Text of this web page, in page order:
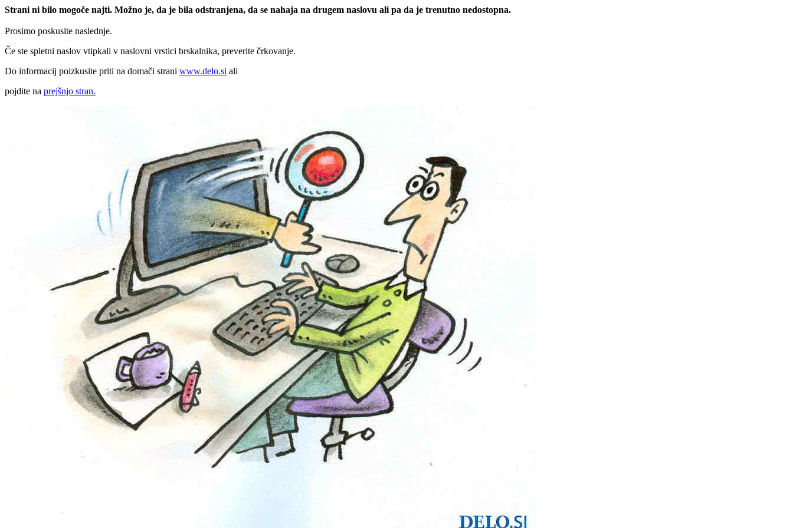
Strani ni bilo mogoče najti. Možno je, da je bila odstranjena, da se nahaja na drugem naslovu ali pa da je trenutno nedostopna.
Prosimo poskusite naslednje.
Če ste spletni naslov vtipkali v naslovni vrstici brskalnika, preverite črkovanje.
Do informacij poizkusite priti na domači strani www.delo.si ali
pojdite na prejšnjo stran.